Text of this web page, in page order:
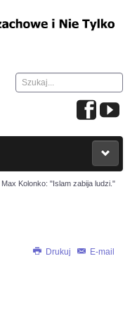
Szukaj...
Max Kolonko: "Islam zabija ludzi."
Drukuj E-mail